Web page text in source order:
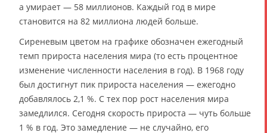
а умирает — 58 миллионов. Каждый год в мире
становится на 82 миллиона людей больше.
Сиреневым цветом на графике обозначен ежегодный
темп прироста населения мира (то есть процентное
изменение численности населения в год). В 1968 году
был достигнут пик прироста населения — ежегодно
добавлялось 2,1 %. С тех пор рост населения мира
замедлился. Сегодня скорость прироста — чуть больше
1 % в год. Это замедление — не случайно, его